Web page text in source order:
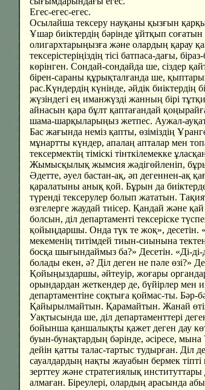
Егес-егес-егес.
Осылайша тексеру науқаны қызғын
Ұшар биіктердің бәрінде ұйтқып
олигархтарыңызға және олардың қарау
тексерістеріңіздің тісі батпаса-дағы,
көрінген. Сондай-сондайда ше, сіздер
бірен-сараны құрықталғанда ше,
рас.Күндердің күнінде, әйдік биіктердің
жүзіндегі ең иманжүзді жанның бірі
айнасын қара бұлт қаптағандай
шама-шарқыларыңыз жетпес. Аужал-
Бас жағында неміз қапты, өзіміздің
мұнартты күндер, апалаң апталар мен
тексермектің тіміскі тінткілемекке
Жымысқылық жымсия жәдігөйленіп,
Әдетте, әуел бастан-ақ, әп дегеннен-ақ
қаралатыны анық қой. Бұрын да
түренді тексерулер болып жататын.
өзгелерге жаудай тиісер. Қандай және
болсын, діл департаменті тексеріске
қойыңдаршы. Онда түк те жоқ», десетін.
мекеменің титімдей тиын-сиынына
босқа шығындаймыз ба?» Десетін. «Ді-
болады екен, ә? Діл деген не пәле өзі?»
Қойыңыздаршы, әйтеуір, жоғары
орындардан жеткендер де, бүйірлер мен
департаментіне соқтыға қоймас-ты. Бәр-
Қайырылмайтын. Қарамайтын. Жанай
Уақтысында ше, діл департаменттері
бойынша қаншалықты қажет деген дау
буын-бунақтардың бәрінде, әсіресе,
дейін қатты талас-тартыс тудырған. Діл
сауалдардың нақты жауабын бермек
зерттеу және стратегиялық
алмаған. Біреулері, олардың арасында